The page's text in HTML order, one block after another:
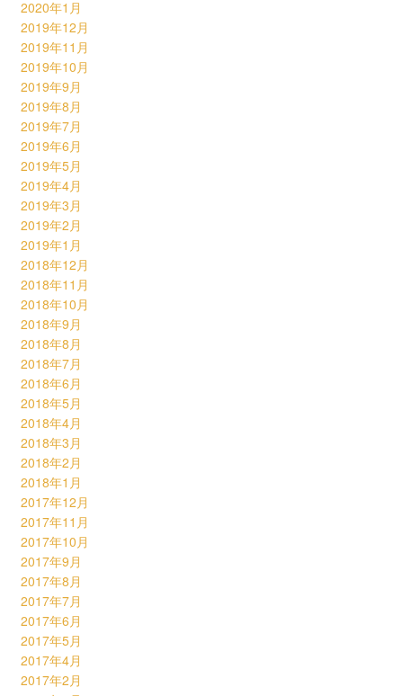
2020年1月
2019年12月
2019年11月
2019年10月
2019年9月
2019年8月
2019年7月
2019年6月
2019年5月
2019年4月
2019年3月
2019年2月
2019年1月
2018年12月
2018年11月
2018年10月
2018年9月
2018年8月
2018年7月
2018年6月
2018年5月
2018年4月
2018年3月
2018年2月
2018年1月
2017年12月
2017年11月
2017年10月
2017年9月
2017年8月
2017年7月
2017年6月
2017年5月
2017年4月
2017年2月